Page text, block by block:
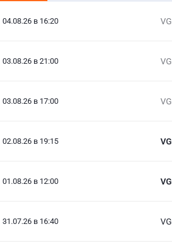
04.08.26 в 16:20 VG
03.08.26 в 21:00 VG
03.08.26 в 17:00 VG
02.08.26 в 19:15 VG
01.08.26 в 12:00 VG
31.07.26 в 16:40 VG